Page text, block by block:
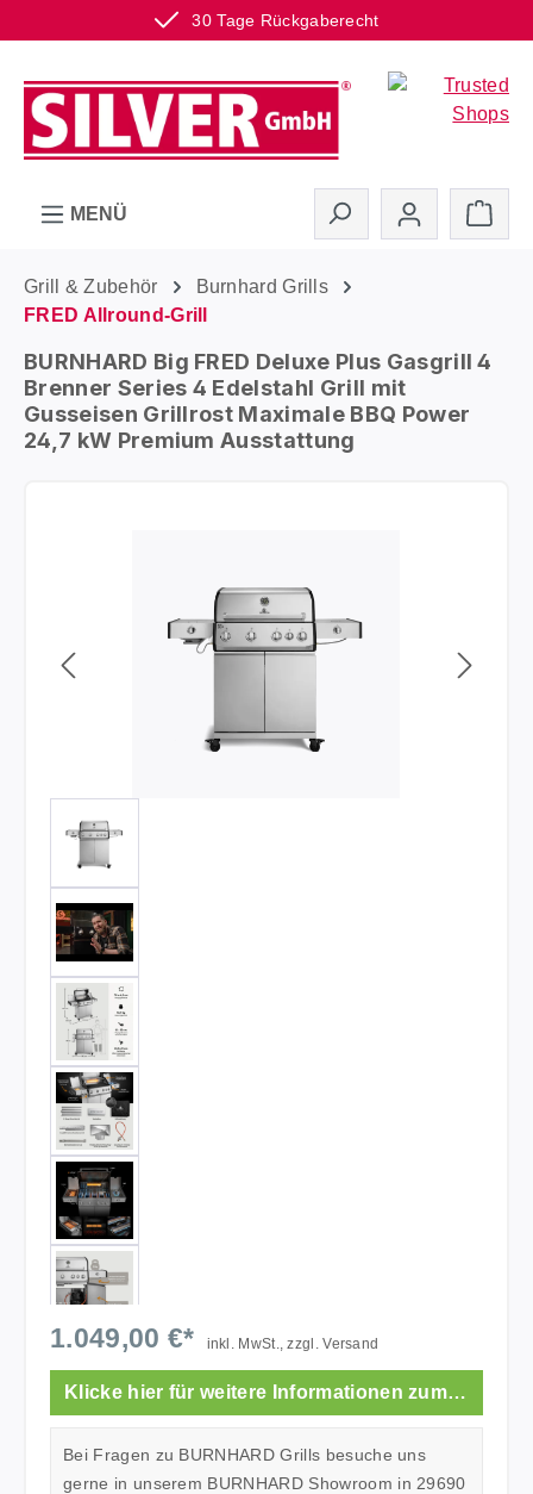
30 Tage Rückgaberecht
Zum Hauptinhalt springen
MENÜ
Grill & Zubehör
Burnhard Grills
FRED Allround-Grill
BURNHARD Big FRED Deluxe Plus Gasgrill 4
Brenner Series 4 Edelstahl Grill mit
Gusseisen Grillrost Maximale BBQ Power
24,7 kW Premium Ausstattung
1.049,00 €* inkl. MwSt., zzgl. Versand
Klicke hier für weitere Informationen zum Showroom.
Bei Fragen zu BURNHARD Grills besuche uns
gerne in unserem BURNHARD Showroom in 29690